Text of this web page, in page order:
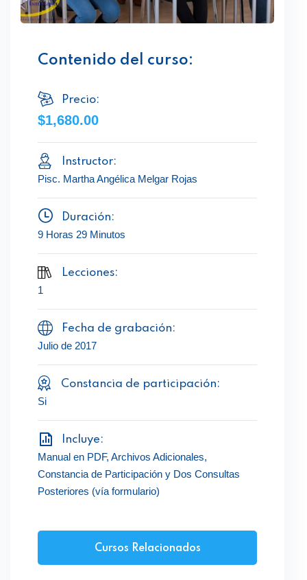
Contenido del curso:
Precio:
$1,680.00
Instructor:
Pisc. Martha Angélica Melgar Rojas
Duración:
9 Horas 29 Minutos
Lecciones:
1
Fecha de grabación:
Julio de 2017
Constancia de participación:
Si
Incluye:
Manual en PDF, Archivos Adicionales,
Constancia de Participación y Dos Consultas
Posteriores (vía formulario)
Cursos Relacionados